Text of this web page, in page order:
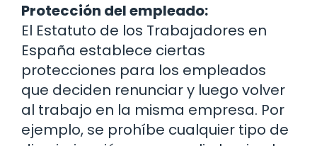
Protección del empleado:
El Estatuto de los Trabajadores en
España establece ciertas
protecciones para los empleados
que deciden renunciar y luego volver
al trabajo en la misma empresa. Por
ejemplo, se prohíbe cualquier tipo de